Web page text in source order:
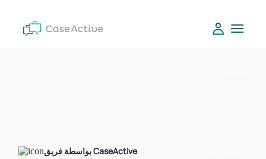
بواسطة فريق CaseActive